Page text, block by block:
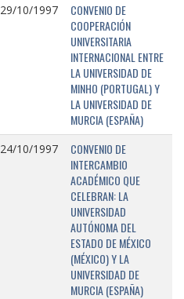
29/10/1997
CONVENIO DE
COOPERACIÓN
UNIVERSITARIA
INTERNACIONAL ENTRE
LA UNIVERSIDAD DE
MINHO (PORTUGAL) Y
LA UNIVERSIDAD DE
MURCIA (ESPAÑA)
24/10/1997
CONVENIO DE
INTERCAMBIO
ACADÉMICO QUE
CELEBRAN: LA
UNIVERSIDAD
AUTÓNOMA DEL
ESTADO DE MÉXICO
(MÉXICO) Y LA
UNIVERSIDAD DE
MURCIA (ESPAÑA)